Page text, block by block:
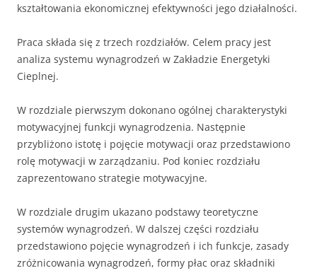
kształtowania ekonomicznej efektywności jego działalności.
Praca składa się z trzech rozdziałów. Celem pracy jest
analiza systemu wynagrodzeń w Zakładzie Energetyki
Cieplnej.
W rozdziale pierwszym dokonano ogólnej charakterystyki
motywacyjnej funkcji wynagrodzenia. Następnie
przybliżono istotę i pojęcie motywacji oraz przedstawiono
rolę motywacji w zarządzaniu. Pod koniec rozdziału
zaprezentowano strategie motywacyjne.
W rozdziale drugim ukazano podstawy teoretyczne
systemów wynagrodzeń. W dalszej części rozdziału
przedstawiono pojęcie wynagrodzeń i ich funkcje, zasady
zróżnicowania wynagrodzeń, formy płac oraz składniki